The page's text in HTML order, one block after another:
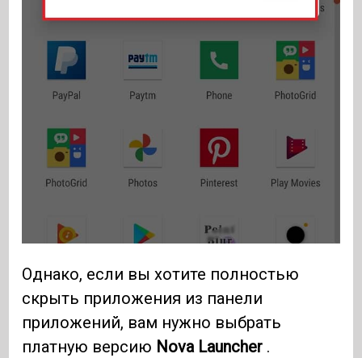
Однако, если вы хотите полностью
скрыть приложения из панели
приложений, вам нужно выбрать
платную версию Nova Launcher .